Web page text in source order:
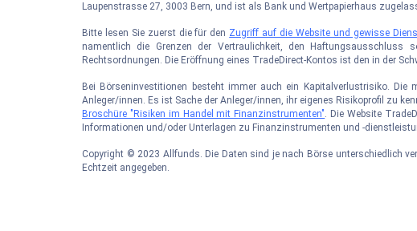
Laupenstrasse 27, 3003 Bern, und ist als Bank und Wertpapierhaus
Bitte lesen Sie zuerst die für den Zugriff auf die Website und gewisse
namentlich die Grenzen der Vertraulichkeit, den
Rechtsordnungen. Die Eröffnung eines TradeDirect-Kontos ist den in der
Bei Börseninvestitionen besteht immer auch ein Kapitalverlustrisiko.
Anleger/innen. Es ist Sache der Anleger/innen, ihr eigenes Risikoprofil zu
Broschüre "Risiken im Handel mit Finanzinstrumenten". Die Website
Informationen und/oder Unterlagen zu Finanzinstrumenten und -
Copyright © 2023 Allfunds. Die Daten sind je nach Börse unterschiedlich
Echtzeit angegeben.